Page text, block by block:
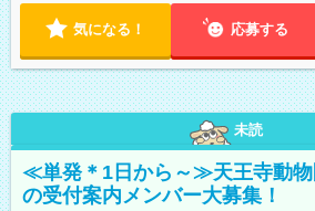
気になる！ 応募する
未読
≪単発＊1日から～≫天王寺動物
の受付案内メンバー大募集！